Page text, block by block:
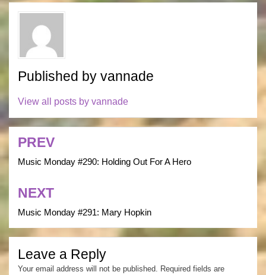
Published by vannade
View all posts by vannade
Post
navigation
PREV
Music Monday #290: Holding Out For A Hero
NEXT
Music Monday #291: Mary Hopkin
Leave a Reply
Your email address will not be published. Required fields are